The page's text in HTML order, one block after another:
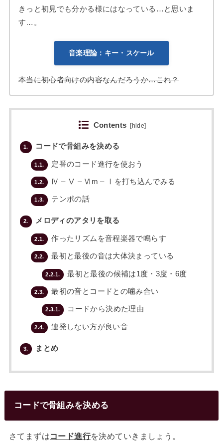
きっと初見でも分かる様にはなっている…と思いま
す…。
音楽理論：キー・スケール
本当に初心者向けの内容なんだろうか…これ？
Contents [hide]
1. コードで骨組みを決める
1.1. 定番のコード進行を使おう
1.2. Ⅳ – Ⅴ – Ⅵm – Ⅰを打ち込んでみる
1.3. テンポの話
2. メロディのアタリを取る
2.1. 作ったリズムを音程楽器で鳴らす
2.2. 最初と最後の音は大体決まっている
2.2.1. 最初と最後の候補は1度・3度・6度
2.3. 最初の音とコードとの噛み合い
2.3.1. コードから決めた理由
2.4. 連発しない方が良い音
3. まとめ
コードで骨組みを決める
さてまずはコード進行を決めていきましょう。